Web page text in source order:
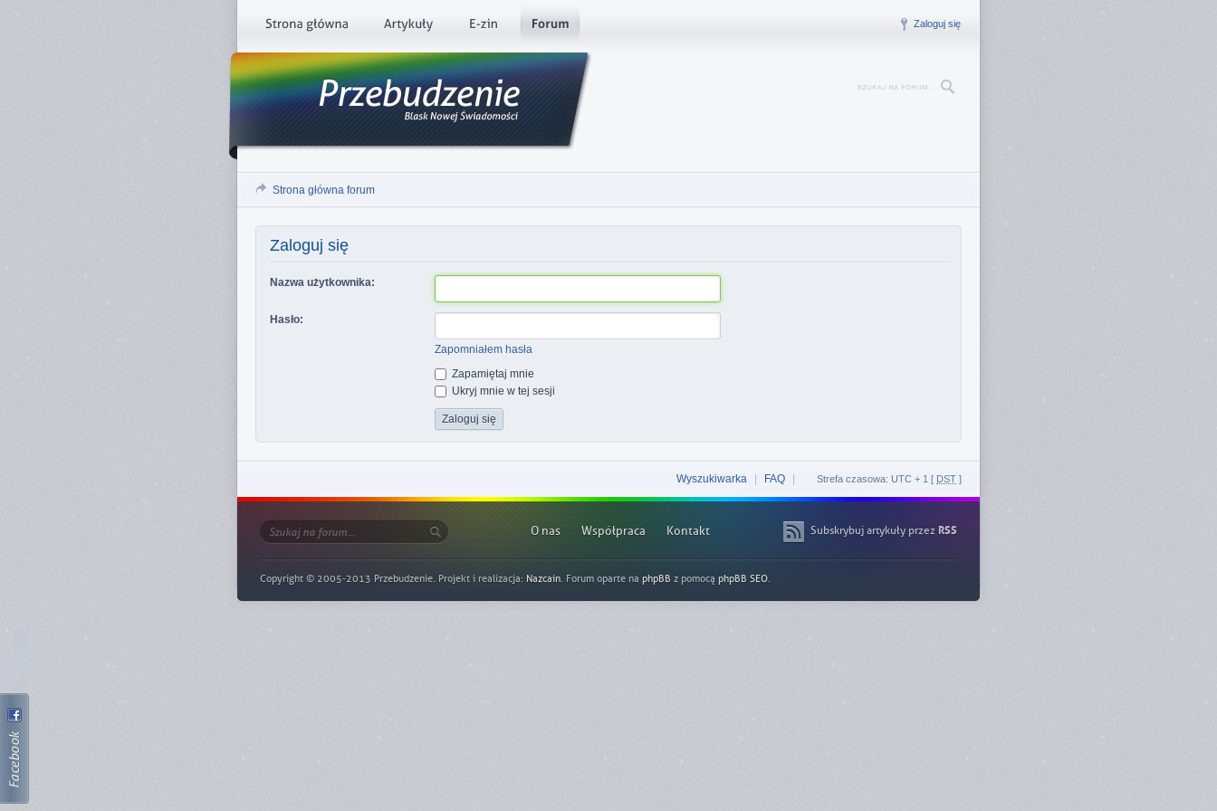
Zaloguj się
Strona główna forum
Zaloguj się
Nazwa użytkownika:
Hasło:
Zapomniałem hasła
Zapamiętaj mnie
Ukryj mnie w tej sesji
Wyszukiwarka FAQ Strefa czasowa: UTC + 1 [ DST ]
O nas Współpraca Kontakt Subskrybuj artykuły przez RSS
Copyright © 2005-2013 Przebudzenie. Projekt i realizacja: Nazcain. Forum oparte na phpBB z pomocą phpBB SEO.